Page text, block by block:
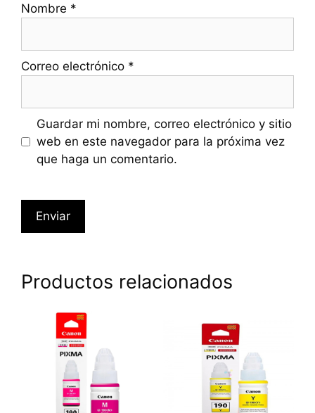
Nombre *
Correo electrónico *
Guardar mi nombre, correo electrónico y sitio
web en este navegador para la próxima vez
que haga un comentario.
Productos relacionados